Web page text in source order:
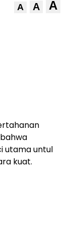
A A A
utama untul
kuat.